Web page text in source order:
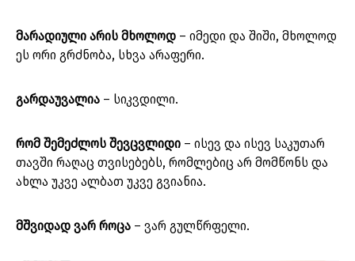
მარადიული არის მხოლოდ – იმედი და შიში, მხოლოდ
ეს ორი გრძნობა, სხვა არაფერი.
გარდაუვალია – სიკვდილი.
რომ შემეძლოს შევცვლიდი – ისევ და ისევ საკუთარ
თავში რაღაც თვისებებს, რომლებიც არ მომწონს და
ახლა უკვე ალბათ უკვე გვიანია.
მშვიდად ვარ როცა – ვარ გულწრფელი.